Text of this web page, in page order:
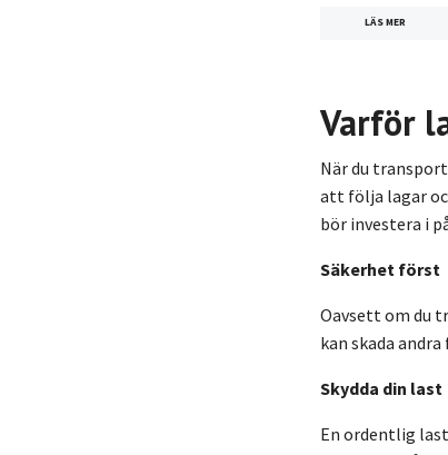
LÄS MER
Varför
När du
att följa lagar
bör investera i
Säkerhet först
Oavsett om du
kan skada
Skydda din last
En ordentlig